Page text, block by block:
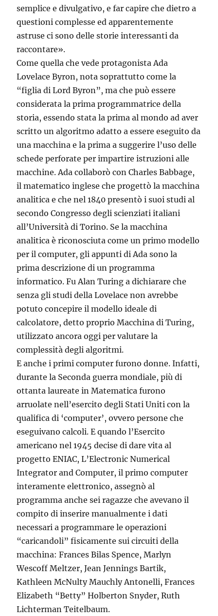
semplice e divulgativo, e far capire che dietro a
questioni complesse ed apparentemente
astruse ci sono delle storie interessanti da
raccontare».
Come quella che vede protagonista Ada
Lovelace Byron, nota soprattutto come la
“figlia di Lord Byron”, ma che può essere
considerata la prima programmatrice della
storia, essendo stata la prima al mondo ad aver
scritto un algoritmo adatto a essere eseguito da
una macchina e la prima a suggerire l’uso delle
schede perforate per impartire istruzioni alle
macchine. Ada collaborò con Charles Babbage,
il matematico inglese che progettò la macchina
analitica e che nel 1840 presentò i suoi studi al
secondo Congresso degli scienziati italiani
all’Università di Torino. Se la macchina
analitica è riconosciuta come un primo modello
per il computer, gli appunti di Ada sono la
prima descrizione di un programma
informatico. Fu Alan Turing a dichiarare che
senza gli studi della Lovelace non avrebbe
potuto concepire il modello ideale di
calcolatore, detto proprio Macchina di Turing,
utilizzato ancora oggi per valutare la
complessità degli algoritmi.
E anche i primi computer furono donne. Infatti,
durante la Seconda guerra mondiale, più di
ottanta laureate in Matematica furono
arruolate nell’esercito degli Stati Uniti con la
qualifica di ‘computer’, ovvero persone che
eseguivano calcoli. E quando l’Esercito
americano nel 1945 decise di dare vita al
progetto ENIAC, L’Electronic Numerical
Integrator and Computer, il primo computer
interamente elettronico, assegnò al
programma anche sei ragazze che avevano il
compito di inserire manualmente i dati
necessari a programmare le operazioni
“caricandoli” fisicamente sui circuiti della
macchina: Frances Bilas Spence, Marlyn
Wescoff Meltzer, Jean Jennings Bartik,
Kathleen McNulty Mauchly Antonelli, Frances
Elizabeth “Betty” Holberton Snyder, Ruth
Lichterman Teitelbaum.